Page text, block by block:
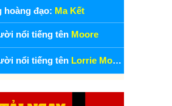
hoàng đạo: Ma Kết
nổi tiếng tên Moore
nổi tiếng tên Lorrie Moore